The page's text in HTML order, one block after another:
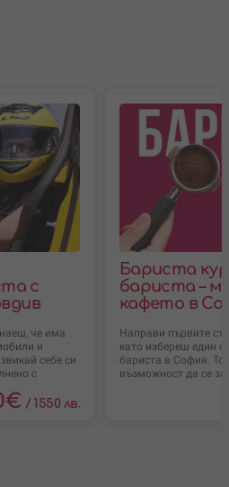
с
че има
и
себе си
с
€ / 1550 лв.
Бариста
бариста –
кафето в
Направи първите
като избереш един
бариста в София.
възможност да се